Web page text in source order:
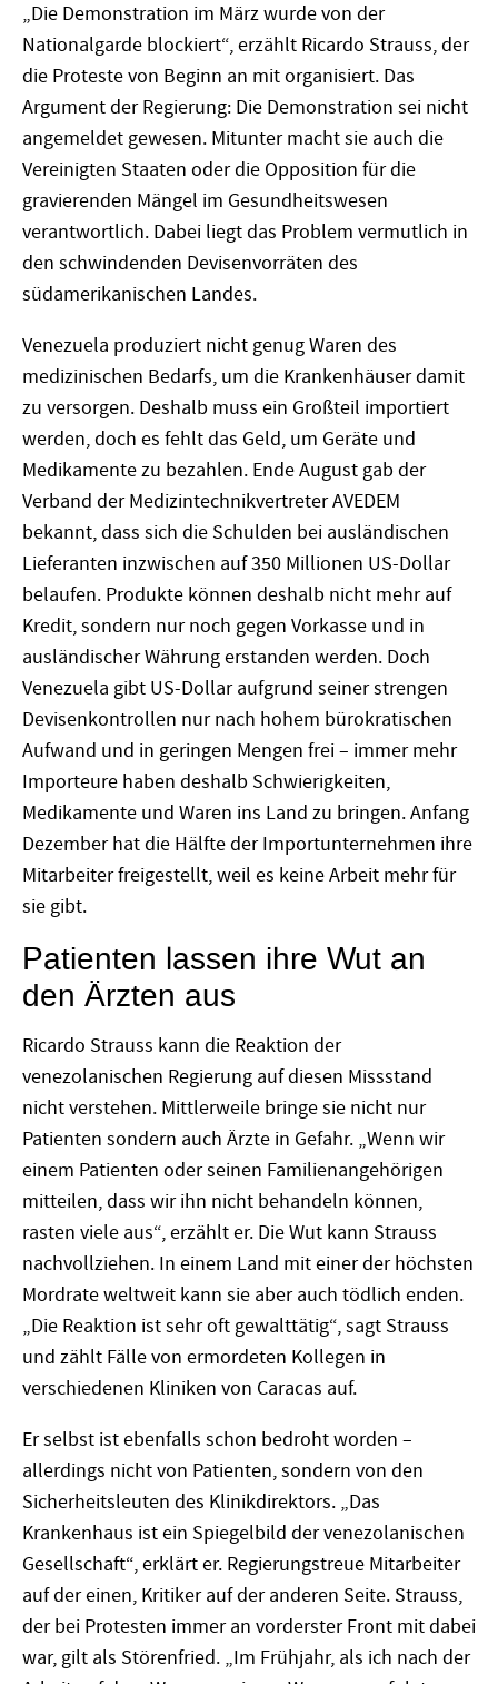
„Die Demonstration im März wurde von der
Nationalgarde blockiert“, erzählt Ricardo Strauss, der
die Proteste von Beginn an mit organisiert. Das
Argument der Regierung: Die Demonstration sei nicht
angemeldet gewesen. Mitunter macht sie auch die
Vereinigten Staaten oder die Opposition für die
gravierenden Mängel im Gesundheitswesen
verantwortlich. Dabei liegt das Problem vermutlich in
den schwindenden Devisenvorräten des
südamerikanischen Landes.
Venezuela produziert nicht genug Waren des
medizinischen Bedarfs, um die Krankenhäuser damit
zu versorgen. Deshalb muss ein Großteil importiert
werden, doch es fehlt das Geld, um Geräte und
Medikamente zu bezahlen. Ende August gab der
Verband der Medizintechnikvertreter AVEDEM
bekannt, dass sich die Schulden bei ausländischen
Lieferanten inzwischen auf 350 Millionen US-Dollar
belaufen. Produkte können deshalb nicht mehr auf
Kredit, sondern nur noch gegen Vorkasse und in
ausländischer Währung erstanden werden. Doch
Venezuela gibt US-Dollar aufgrund seiner strengen
Devisenkontrollen nur nach hohem bürokratischen
Aufwand und in geringen Mengen frei – immer mehr
Importeure haben deshalb Schwierigkeiten,
Medikamente und Waren ins Land zu bringen. Anfang
Dezember hat die Hälfte der Importunternehmen ihre
Mitarbeiter freigestellt, weil es keine Arbeit mehr für
sie gibt.
Patienten lassen ihre Wut an
den Ärzten aus
Ricardo Strauss kann die Reaktion der
venezolanischen Regierung auf diesen Missstand
nicht verstehen. Mittlerweile bringe sie nicht nur
Patienten sondern auch Ärzte in Gefahr. „Wenn wir
einem Patienten oder seinen Familienangehörigen
mitteilen, dass wir ihn nicht behandeln können,
rasten viele aus“, erzählt er. Die Wut kann Strauss
nachvollziehen. In einem Land mit einer der höchsten
Mordrate weltweit kann sie aber auch tödlich enden.
„Die Reaktion ist sehr oft gewalttätig“, sagt Strauss
und zählt Fälle von ermordeten Kollegen in
verschiedenen Kliniken von Caracas auf.
Er selbst ist ebenfalls schon bedroht worden –
allerdings nicht von Patienten, sondern von den
Sicherheitsleuten des Klinikdirektors. „Das
Krankenhaus ist ein Spiegelbild der venezolanischen
Gesellschaft“, erklärt er. Regierungstreue Mitarbeiter
auf der einen, Kritiker auf der anderen Seite. Strauss,
der bei Protesten immer an vorderster Front mit dabei
war, gilt als Störenfried. „Im Frühjahr, als ich nach der